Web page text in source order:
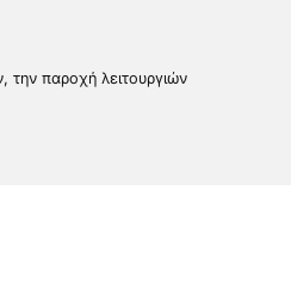
την παροχή λειτουργιών